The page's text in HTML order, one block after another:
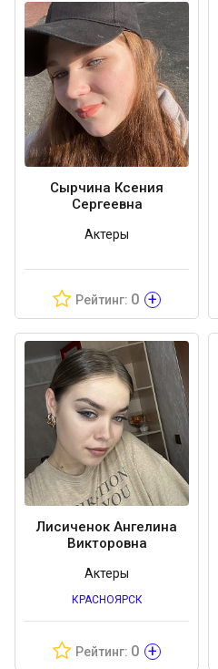
Сырчина Ксения
Сергеевна
Актеры
Рейтинг: 0 +
Лисиченок Ангелина
Викторовна
Актеры
КРАСНОЯРСК
Рейтинг: 0 +